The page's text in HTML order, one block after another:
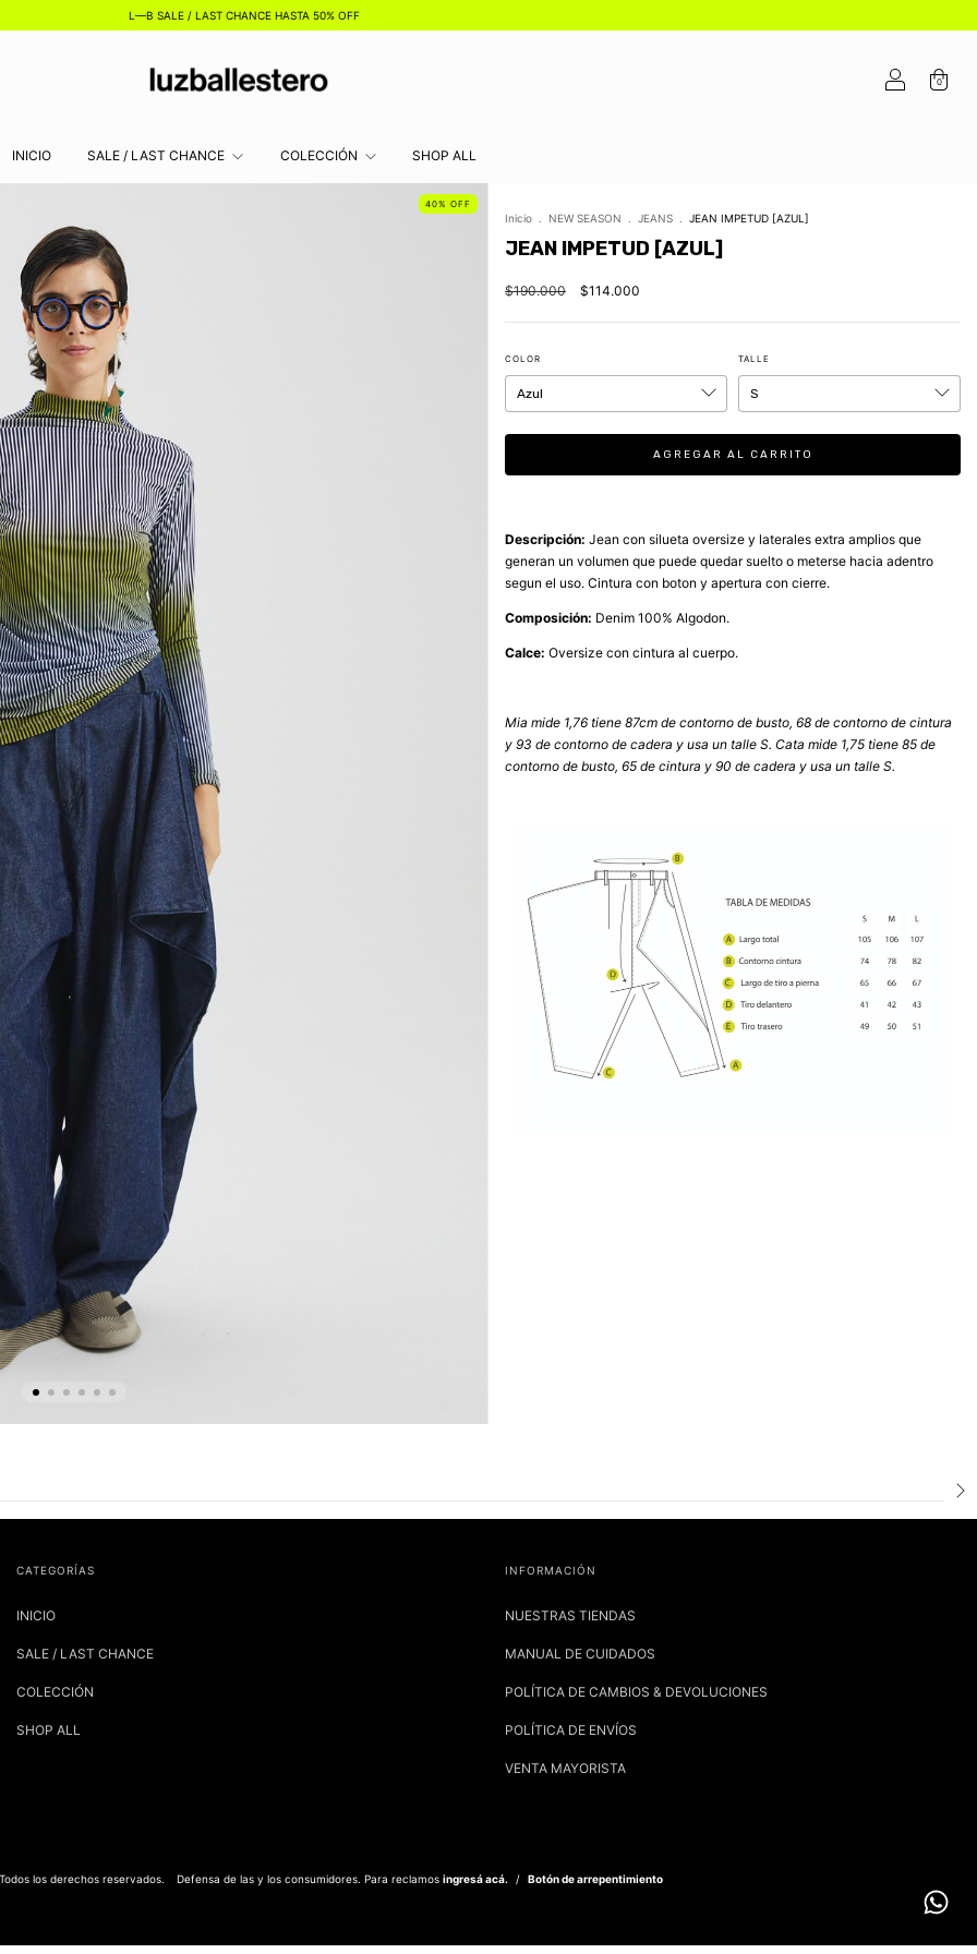
L—B SALE / LAST CHANCE HASTA 50% OFF
0
INICIO SALE / LAST CHANCE COLECCIÓN SHOP ALL
40% OFF
Inicio NEW SEASON JEANS JEAN IMPETUD [AZUL]
JEAN IMPETUD [AZUL]
$190.000 $114.000
COLOR TALLE
Descripción: Jean con silueta oversize y laterales extra amplios que
generan un volumen que puede quedar suelto o meterse hacia adentro
segun el uso. Cintura con boton y apertura con cierre.
Composición: Denim 100% Algodon.
Calce: Oversize con cintura al cuerpo.
Mia mide 1,76 tiene 87cm de contorno de busto, 68 de contorno de cintura
y 93 de contorno de cadera y usa un talle S. Cata mide 1,75 tiene 85 de
contorno de busto, 65 de cintura y 90 de cadera y usa un talle S.
CATEGORÍAS
INICIO
SALE / LAST CHANCE
COLECCIÓN
SHOP ALL
INFORMACIÓN
NUESTRAS TIENDAS
MANUAL DE CUIDADOS
POLÍTICA DE CAMBIOS & DEVOLUCIONES
POLÍTICA DE ENVÍOS
VENTA MAYORISTA
los derechos reservados. Defensa de las y los consumidores. Para reclamos ingresá acá. / Botón de arrepentimiento